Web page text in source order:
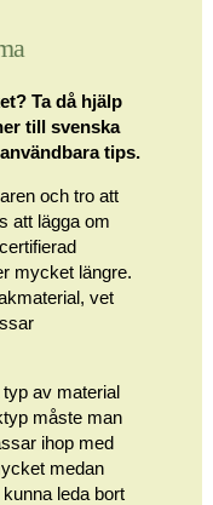
Ta då hjälp
till svenska
tips.
och tro att
att lägga om
mycket längre.
vet
av material
måste man
ihop med
medan
leda bort